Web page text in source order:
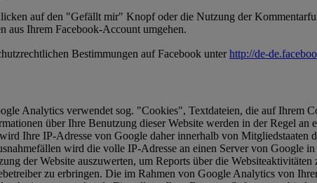
auf den "Gefällt mir" Knopf oder die Nutzung der
aus Ihrem Facebook-Account umgehen.
Bestimmungen auf Facebook unterhttp://de-
Analytics verwendet sog. "Cookies", Textdateien, die auf Ihrem
über Ihre Benutzung dieser Website werden in der Regel an
Ihre IP-Adresse von Google daher innerhalb von Mitgliedstaaten
wird die volle IP-Adresse an einen Server von Google
der Website auszuwerten, um Reports über die
zu erbringen. Die im Rahmen von Google Analytics von